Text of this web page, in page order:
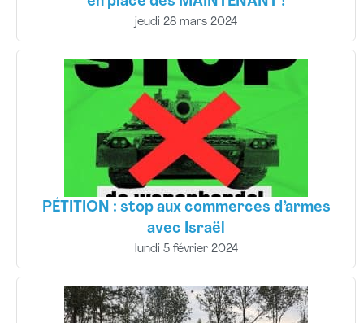
jeudi 28 mars 2024
PÉTITION : stop aux commerces d’armes
avec Israël
lundi 5 février 2024